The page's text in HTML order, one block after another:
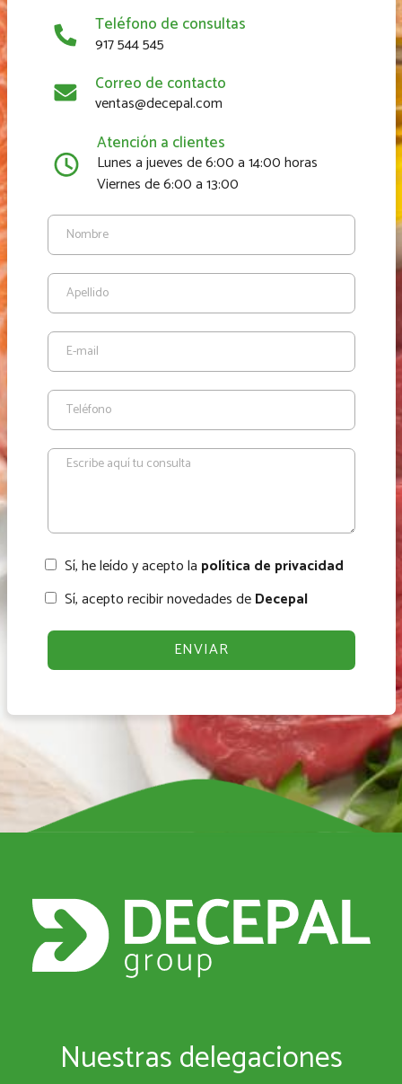
Teléfono de consultas
917 544 545
Correo de contacto
ventas@decepal.com
Atención a clientes
Lunes a jueves de 6:00 a 14:00 horas
Viernes de 6:00 a 13:00
Sí, he leído y acepto la política de privacidad
Sí, acepto recibir novedades deDecepal
Nuestras delegaciones